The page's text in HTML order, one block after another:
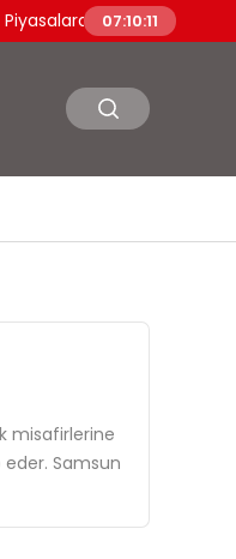
Jeopolitik İyimserlik
07:10:12
misafirlerine
Samsun